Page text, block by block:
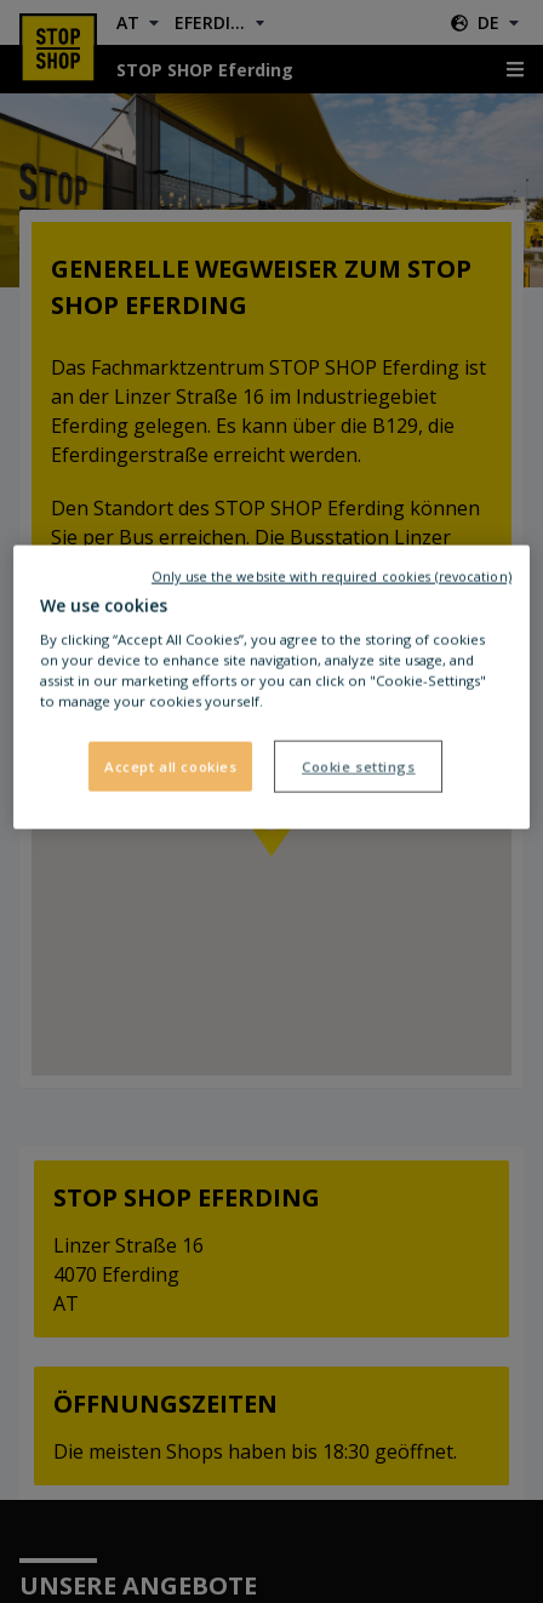
AT EFERDING DE
STOP SHOP Eferding
Lage & Anfahrt
GENERELLE WEGWEISER ZUM STOP
SHOP EFERDING
Das Fachmarktzentrum STOP SHOP Eferding ist
an der Linzer Straße 16 im Industriegebiet
Eferding gelegen. Es kann über die B129, die
Eferdingerstraße erreicht werden.
Den Standort des STOP SHOP Eferding können
Sie per Bus erreichen. Die Busstation Linzer
Straße (Linie 673/688) befindet sich ca. 2
Minuten Gehzeit entfernt.
STOP SHOP EFERDING
Linzer Straße 16
4070 Eferding
AT
ÖFFNUNGSZEITEN
Die meisten Shops haben bis 18:30 geöffnet.
UNSERE ANGEBOTE
We use cookies
By clicking “Accept All Cookies”, you agree to the storing of cookies
on your device to enhance site navigation, analyze site usage, and
assist in our marketing efforts or you can click on "Cookie-Settings"
to manage your cookies yourself.
Accept all cookies Cookie settings
Only use the website with required cookies (revocation)